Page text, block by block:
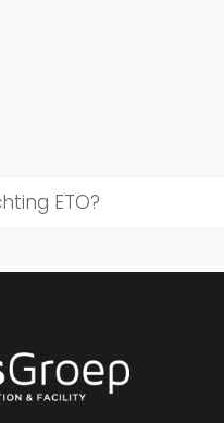
ETO?